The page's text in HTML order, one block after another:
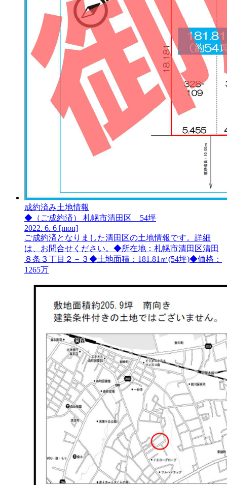
成約済み土地情報
◆（ご成約済） 札幌市清田区 54坪
2022. 6. 6 [mon]
ご成約済となりました清田区の土地情報です。詳細
は、お問合せください。◆所在地：札幌市清田区清田
８条３丁目２－３◆土地面積：181.81㎡(54坪)◆価格：
1265万